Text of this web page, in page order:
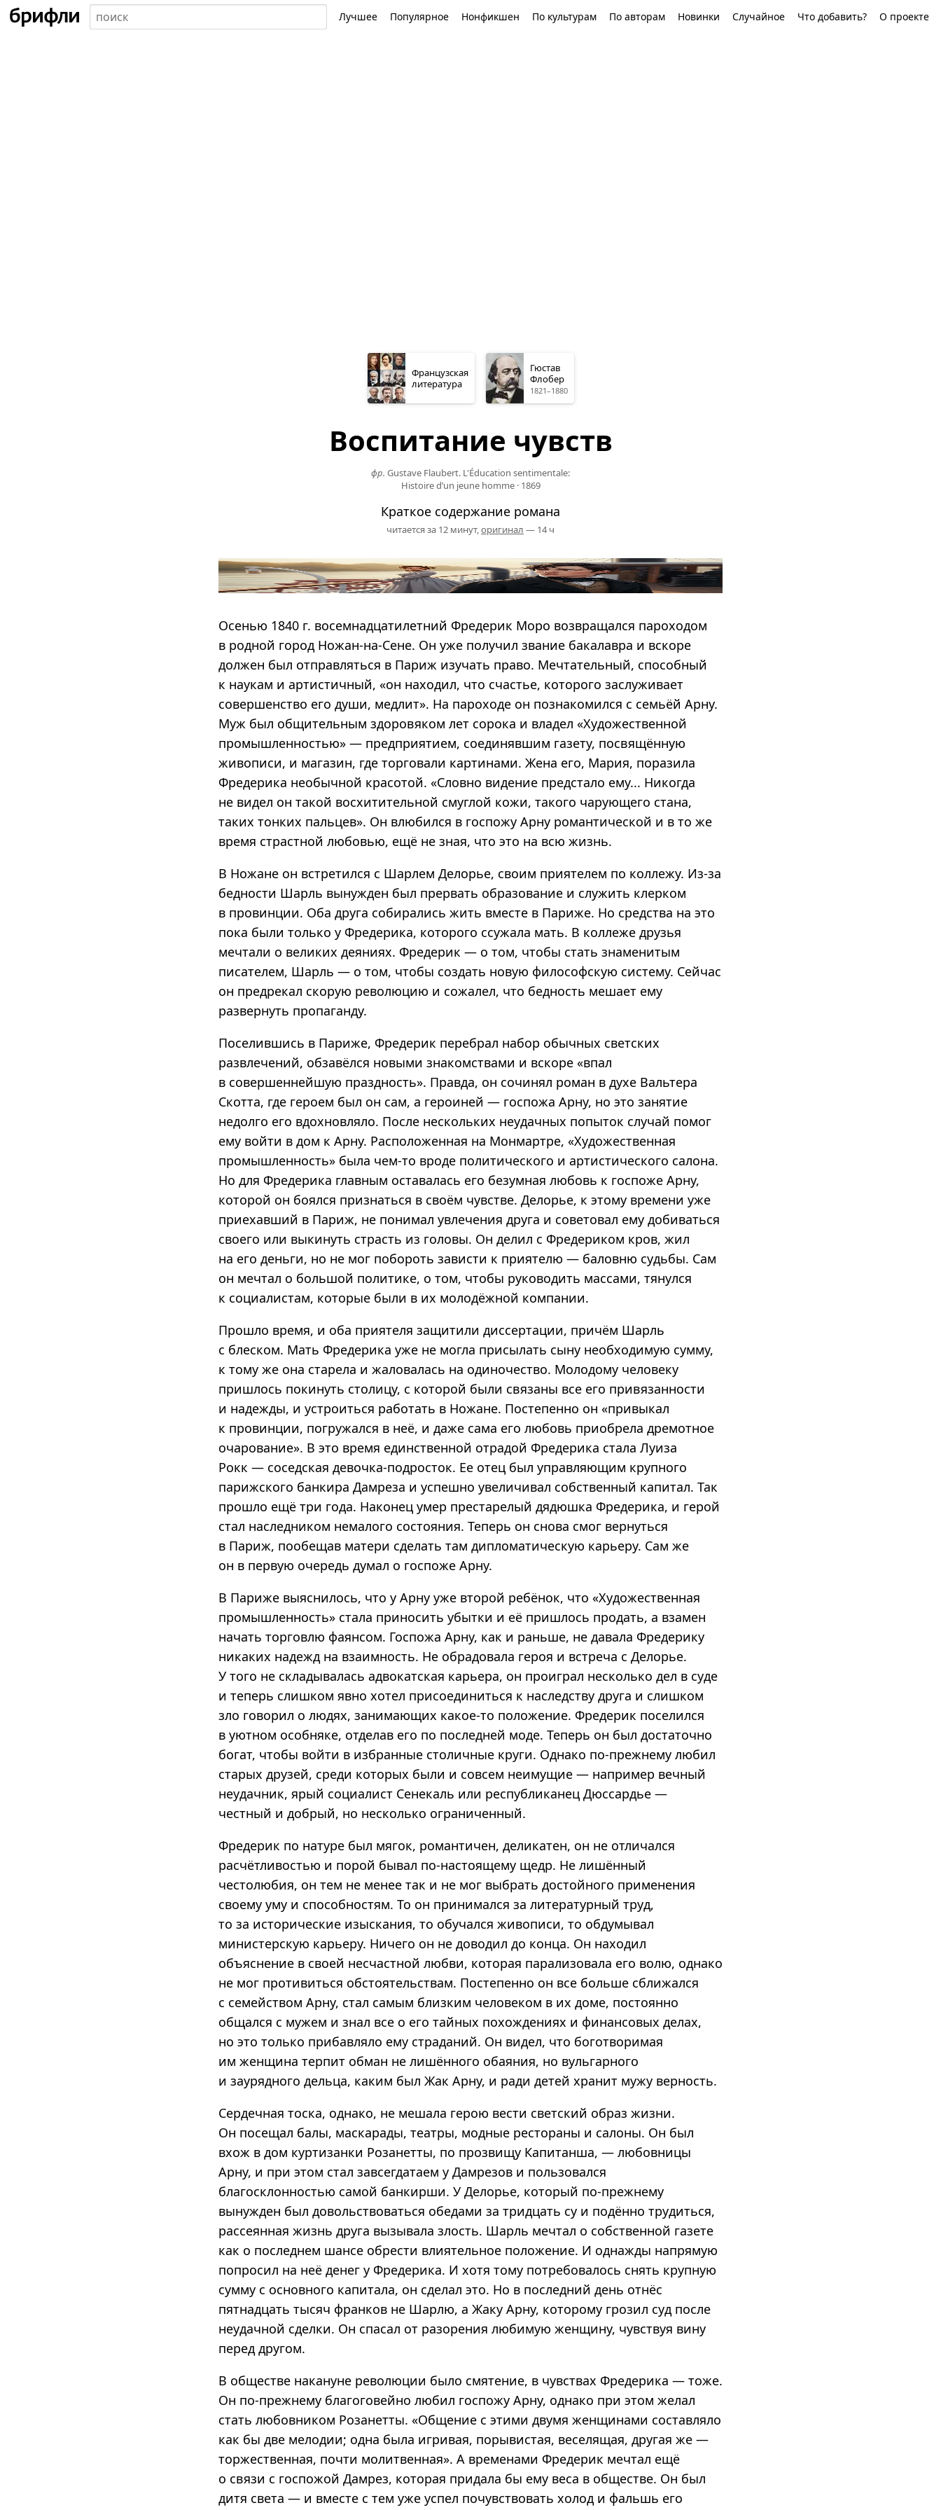
Лучшее Популярное Нонфикшен По культурам По авторам Новинки Случайное Что добавить? О проекте
Французская
литература
Гюстав
Флобер
1821–1880
Воспитание чувств
фр. Gustave Flaubert. L'Éducation sentimentale:
Histoire d’un jeune homme· 1869
Краткое содержание романа
читается за 12 минут,оригинал — 14 ч
Осенью 1840 г. восемнадцатилетний Фредерик Моро возвращался пароходом
в родной город Ножан-на-Сене. Он уже получил звание бакалавра и вскоре
должен был отправляться в Париж изучать право. Мечтательный, способный
к наукам и артистичный, «он находил, что счастье, которого заслуживает
совершенство его души, медлит». На пароходе он познакомился с семьёй Арну.
Муж был общительным здоровяком лет сорока и владел «Художественной
промышленностью» — предприятием, соединявшим газету, посвящённую
живописи, и магазин, где торговали картинами. Жена его, Мария, поразила
Фредерика необычной красотой. «Словно видение предстало ему... Никогда
не видел он такой восхитительной смуглой кожи, такого чарующего стана,
таких тонких пальцев». Он влюбился в госпожу Арну романтической и в то же
время страстной любовью, ещё не зная, что это на всю жизнь.
В Ножане он встретился с Шарлем Делорье, своим приятелем по коллежу. Из-за
бедности Шарль вынужден был прервать образование и служить клерком
в провинции. Оба друга собирались жить вместе в Париже. Но средства на это
пока были только у Фредерика, которого ссужала мать. В коллеже друзья
мечтали о великих деяниях. Фредерик — о том, чтобы стать знаменитым
писателем, Шарль — о том, чтобы создать новую философскую систему. Сейчас
он предрекал скорую революцию и сожалел, что бедность мешает ему
развернуть пропаганду.
Поселившись в Париже, Фредерик перебрал набор обычных светских
развлечений, обзавёлся новыми знакомствами и вскоре «впал
в совершеннейшую праздность». Правда, он сочинял роман в духе Вальтера
Скотта, где героем был он сам, а героиней — госпожа Арну, но это занятие
недолго его вдохновляло. После нескольких неудачных попыток случай помог
ему войти в дом к Арну. Расположенная на Монмартре, «Художественная
промышленность» была чем-то вроде политического и артистического салона.
Но для Фредерика главным оставалась его безумная любовь к госпоже Арну,
которой он боялся признаться в своём чувстве. Делорье, к этому времени уже
приехавший в Париж, не понимал увлечения друга и советовал ему добиваться
своего или выкинуть страсть из головы. Он делил с Фредериком кров, жил
на его деньги, но не мог побороть зависти к приятелю — баловню судьбы. Сам
он мечтал о большой политике, о том, чтобы руководить массами, тянулся
к социалистам, которые были в их молодёжной компании.
Прошло время, и оба приятеля защитили диссертации, причём Шарль
с блеском. Мать Фредерика уже не могла присылать сыну необходимую сумму,
к тому же она старела и жаловалась на одиночество. Молодому человеку
пришлось покинуть столицу, с которой были связаны все его привязанности
и надежды, и устроиться работать в Ножане. Постепенно он «привыкал
к провинции, погружался в неё, и даже сама его любовь приобрела дремотное
очарование». В это время единственной отрадой Фредерика стала Луиза
Рокк — соседская девочка-подросток. Ее отец был управляющим крупного
парижского банкира Дамреза и успешно увеличивал собственный капитал. Так
прошло ещё три года. Наконец умер престарелый дядюшка Фредерика, и герой
стал наследником немалого состояния. Теперь он снова смог вернуться
в Париж, пообещав матери сделать там дипломатическую карьеру. Сам же
он в первую очередь думал о госпоже Арну.
В Париже выяснилось, что у Арну уже второй ребёнок, что «Художественная
промышленность» стала приносить убытки и её пришлось продать, а взамен
начать торговлю фаянсом. Госпожа Арну, как и раньше, не давала Фредерику
никаких надежд на взаимность. Не обрадовала героя и встреча с Делорье.
У того не складывалась адвокатская карьера, он проиграл несколько дел в суде
и теперь слишком явно хотел присоединиться к наследству друга и слишком
зло говорил о людях, занимающих какое-то положение. Фредерик поселился
в уютном особняке, отделав его по последней моде. Теперь он был достаточно
богат, чтобы войти в избранные столичные круги. Однако по-прежнему любил
старых друзей, среди которых были и совсем неимущие — например вечный
неудачник, ярый социалист Сенекаль или республиканец Дюссардье —
честный и добрый, но несколько ограниченный.
Фредерик по натуре был мягок, романтичен, деликатен, он не отличался
расчётливостью и порой бывал по-настоящему щедр. Не лишённый
честолюбия, он тем не менее так и не мог выбрать достойного применения
своему уму и способностям. То он принимался за литературный труд,
то за исторические изыскания, то обучался живописи, то обдумывал
министерскую карьеру. Ничего он не доводил до конца. Он находил
объяснение в своей несчастной любви, которая парализовала его волю, однако
не мог противиться обстоятельствам. Постепенно он все больше сближался
с семейством Арну, стал самым близким человеком в их доме, постоянно
общался с мужем и знал все о его тайных похождениях и финансовых делах,
но это только прибавляло ему страданий. Он видел, что боготворимая
им женщина терпит обман не лишённого обаяния, но вульгарного
и заурядного дельца, каким был Жак Арну, и ради детей хранит мужу верность.
Сердечная тоска, однако, не мешала герою вести светский образ жизни.
Он посещал балы, маскарады, театры, модные рестораны и салоны. Он был
вхож в дом куртизанки Розанетты, по прозвищу Капитанша, — любовницы
Арну, и при этом стал завсегдатаем у Дамрезов и пользовался
благосклонностью самой банкирши. У Делорье, который по-прежнему
вынужден был довольствоваться обедами за тридцать су и подённо трудиться,
рассеянная жизнь друга вызывала злость. Шарль мечтал о собственной газете
как о последнем шансе обрести влиятельное положение. И однажды напрямую
попросил на неё денег у Фредерика. И хотя тому потребовалось снять крупную
сумму с основного капитала, он сделал это. Но в последний день отнёс
пятнадцать тысяч франков не Шарлю, а Жаку Арну, которому грозил суд после
неудачной сделки. Он спасал от разорения любимую женщину, чувствуя вину
перед другом.
В обществе накануне революции было смятение, в чувствах Фредерика — тоже.
Он по-прежнему благоговейно любил госпожу Арну, однако при этом желал
стать любовником Розанетты. «Общение с этими двумя женщинами составляло
как бы две мелодии; одна была игривая, порывистая, веселящая, другая же —
торжественная, почти молитвенная». А временами Фредерик мечтал ещё
о связи с госпожой Дамрез, которая придала бы ему веса в обществе. Он был
дитя света — и вместе с тем уже успел почувствовать холод и фальшь его